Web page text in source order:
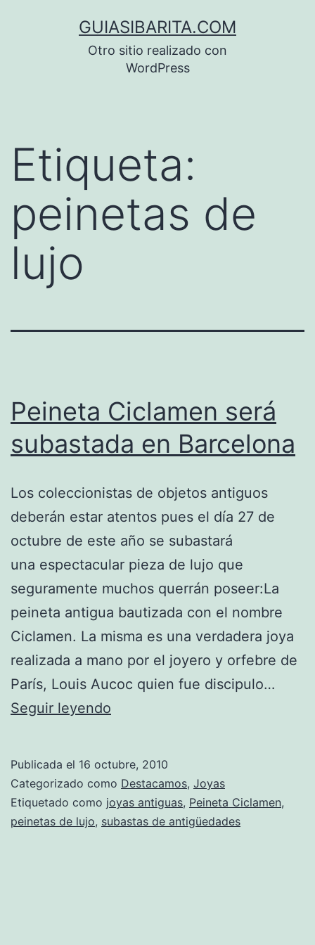
GUIASIBARITA.COM
Otro sitio realizado con
WordPress
Etiqueta:
peinetas de
lujo
Peineta Ciclamen será
subastada en Barcelona
Los coleccionistas de objetos antiguos
deberán estar atentos pues el día 27 de
octubre de este año se subastará
una espectacular pieza de lujo que
seguramente muchos querrán poseer:La
peineta antigua bautizada con el nombre
Ciclamen. La misma es una verdadera joya
realizada a mano por el joyero y orfebre de
París, Louis Aucoc quien fue discipulo…
Seguir leyendo
subastada
en
Barcelona
Publicada el 16 octubre, 2010
Categorizado como Destacamos, Joyas
Etiquetado como joyas antiguas, Peineta Ciclamen,
peinetas de lujo, subastas de antigüedades